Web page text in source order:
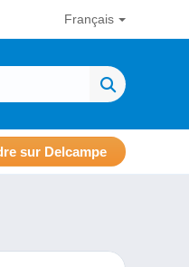
Français
sur Delcampe